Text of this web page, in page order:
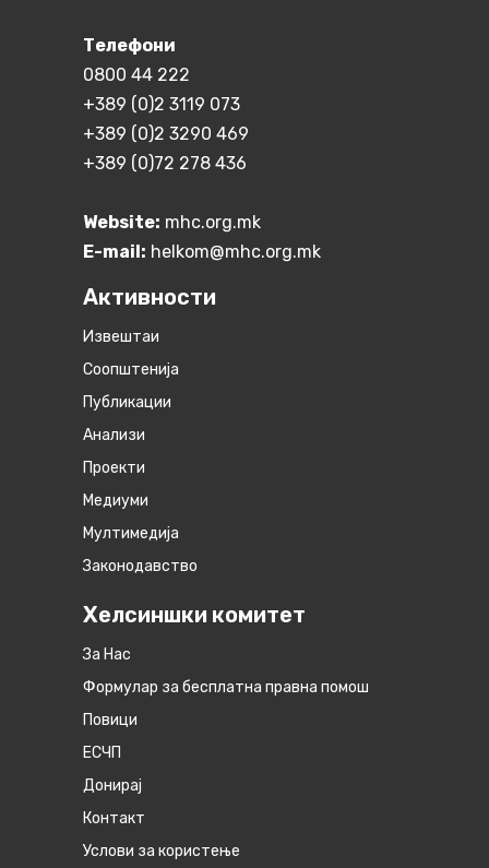
Телефони
0800 44 222
+389 (0)2 3119 073
+389 (0)2 3290 469
+389 (0)72 278 436
Website: mhc.org.mk
E-mail: helkom@mhc.org.mk
Активности
Извештаи
Соопштенија
Публикации
Анализи
Проекти
Медиуми
Мултимедија
Законодавство
Хелсиншки комитет
За Нас
Формулар за бесплатна правна помош
Повици
ЕСЧП
Донирај
Контакт
Услови за користење